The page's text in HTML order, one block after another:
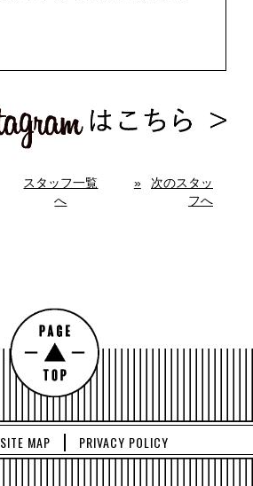
スタッフ一覧
へ
次のスタッ
フへ
SITE MAP PRIVACY POLICY